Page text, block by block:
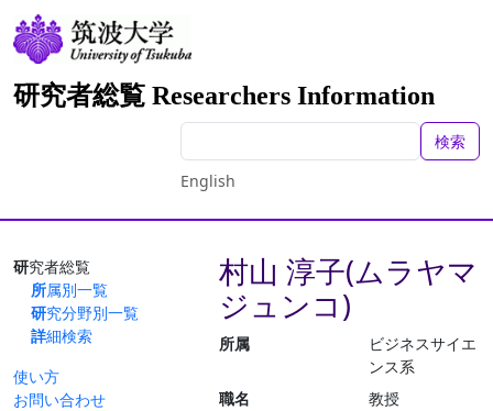
研究者総覧 Researchers Information
検索
English
研究者総覧
所属別一覧
研究分野別一覧
詳細検索
使い方
お問い合わせ
村山 淳子(ムラヤマ
ジュンコ)
所属
ビジネスサイエ
ンス系
職名
教授